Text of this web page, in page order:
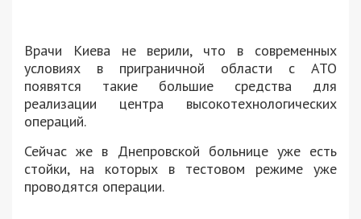
Врачи Киева не верили, что в современных
условиях в приграничной области с АТО
появятся такие большие средства для
реализации центра высокотехнологических
операций.
Сейчас же в Днепровской больнице уже есть
стойки, на которых в тестовом режиме уже
проводятся операции.